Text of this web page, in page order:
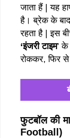
जाता हैं | यह
है। ब्रेक के
रहता है | इस
‘इंजरी टाइम’
रोककर, फिर से
फुटबॉल की
Football)